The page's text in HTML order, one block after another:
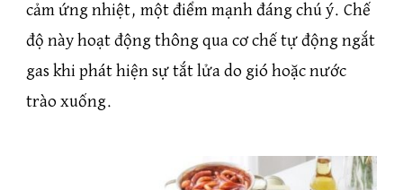
cảm ứng nhiệt, một điểm mạnh đáng chú ý. Chế
độ này hoạt động thông qua cơ chế tự động ngắt
gas khi phát hiện sự tắt lửa do gió hoặc nước
trào xuống.